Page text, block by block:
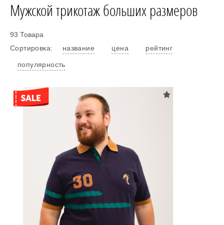
Мужской трикотаж больших размеров
Сортировка: название цена рейтинг
популярность
93 Товара